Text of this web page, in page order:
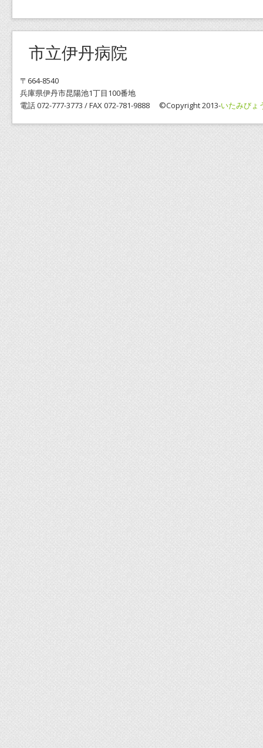
市立伊丹病院
〒664-8540
兵庫県伊丹市昆陽池1丁目100番地
電話 072-777-3773 / FAX 072-781-9888 ©Copyright 2013-いたみびょ